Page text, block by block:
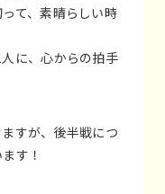
て、素晴らしい時
に、心からの拍手
すが、後半戦につ
す！